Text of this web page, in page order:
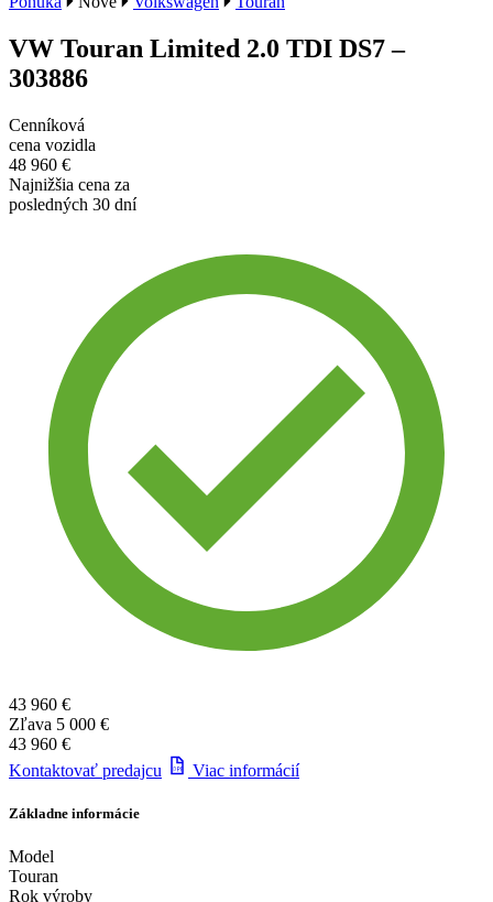
VW Touran Limited 2.0 TDI DS7 –
303886
Cenníková
cena vozidla
48 960 €
Najnižšia cena za
posledných 30 dní
43 960 €
Zľava 5 000 €
43 960 €
Kontaktovať predajcu
Viac informácií
Základne informácie
Model
Touran
Rok výroby